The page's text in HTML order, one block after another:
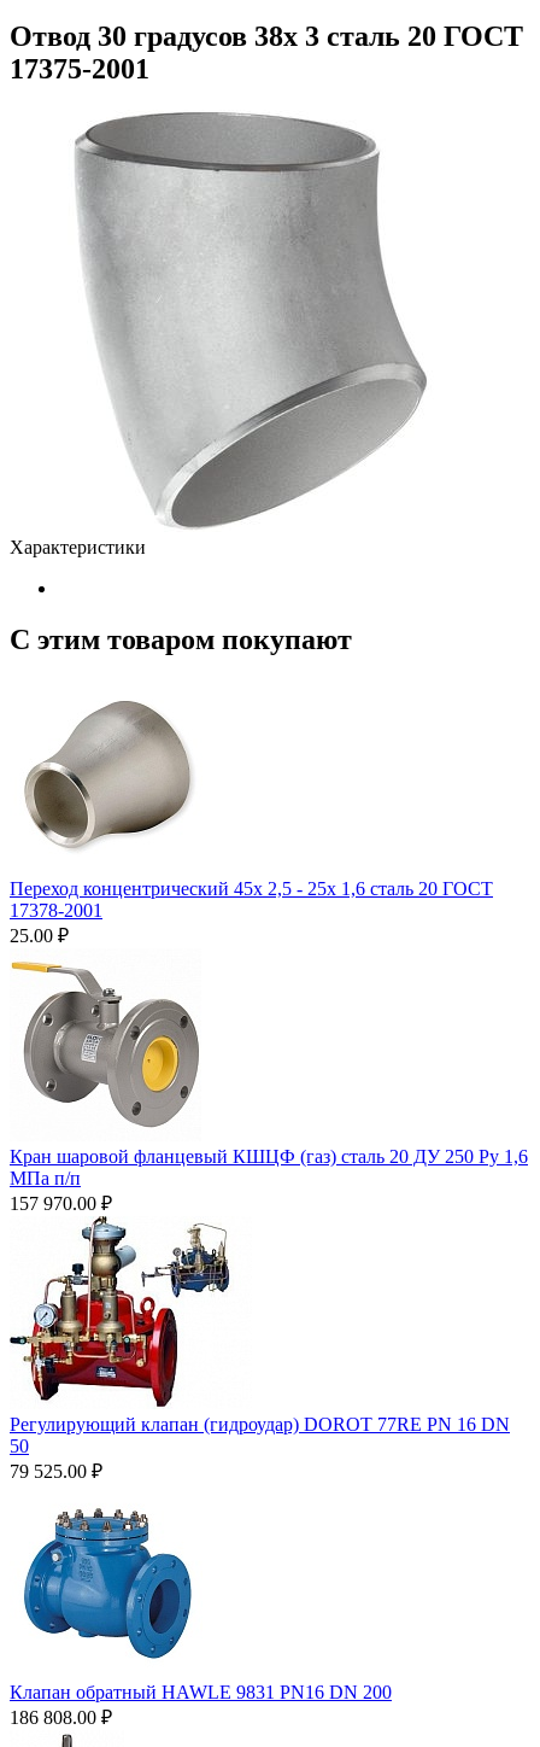
Отвод 30 градусов 38х 3 сталь 20 ГОСТ
17375-2001
Характеристики
С этим товаром покупают
Переход концентрический 45х 2,5 - 25х 1,6 сталь 20 ГОСТ
17378-2001
25.00 ₽
Кран шаровой фланцевый КШЦФ (газ) сталь 20 ДУ 250 Ру 1,6
МПа п/п
157 970.00 ₽
Регулирующий клапан (гидроудар) DOROT 77RE PN 16 DN
50
79 525.00 ₽
Клапан обратный HAWLE 9831 PN16 DN 200
186 808.00 ₽